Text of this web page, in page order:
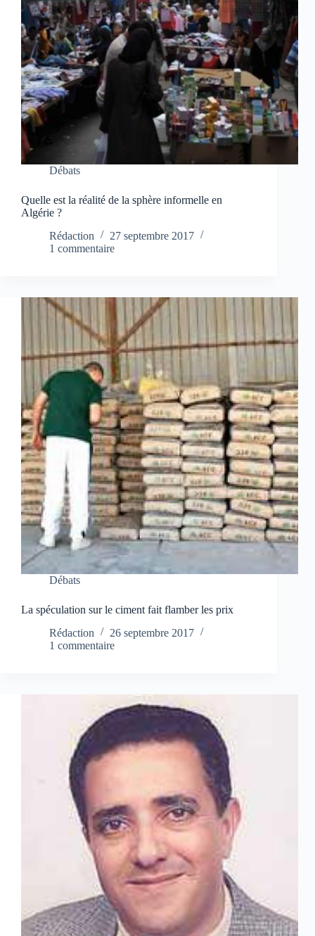
Débats
Quelle est la réalité de la sphère informelle en
Algérie ?
Rédaction
27 septembre 2017
1 commentaire
Débats
La spéculation sur le ciment fait flamber les prix
Rédaction
26 septembre 2017
1 commentaire